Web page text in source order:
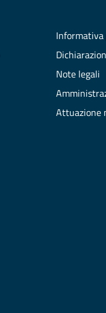
Note legali
Attuazione